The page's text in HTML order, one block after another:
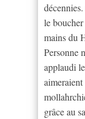
le
mains du
Personne
applaudi
aimeraient
grâce au